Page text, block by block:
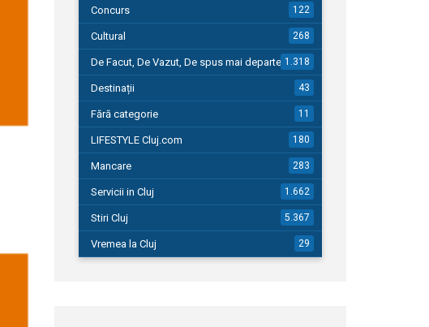
Concurs 122
Cultural 268
De Facut, De Vazut, De spus mai departe…1.318
Destinații 43
Fără categorie 11
LIFESTYLE Cluj.com 180
Mancare 283
Servicii in Cluj 1.662
Stiri Cluj 5.367
Vremea la Cluj 29